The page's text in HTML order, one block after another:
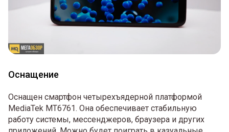
Оснащение
Оснащен смартфон четырехъядерной платформой
MediaTek MT6761. Она обеспечивает стабильную
работу системы, мессенджеров, браузера и других